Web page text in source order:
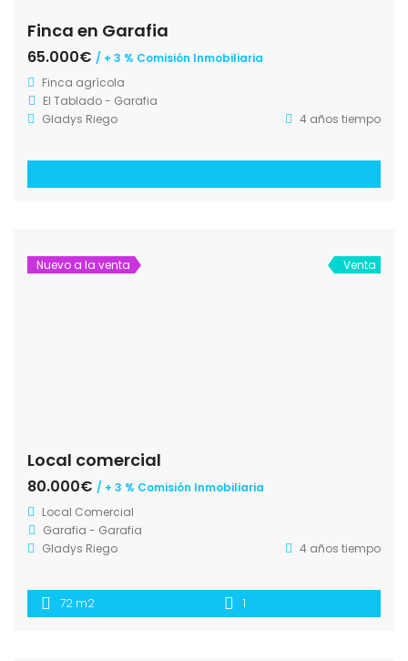
Finca en Garafia
65.000€ / + 3 % Comisión Inmobiliaria
Finca agrícola
El Tablado - Garafia
Gladys Riego
4 años tiempo
Nuevo a la venta Venta
Local comercial
80.000€ / + 3 % Comisión Inmobiliaria
Local Comercial
Garafia - Garafia
Gladys Riego
4 años tiempo
72 m2 1